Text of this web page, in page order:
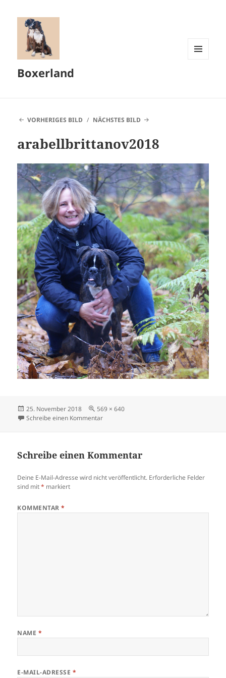
Boxerland
VORHERIGES BILD NÄCHSTES BILD
arabellbrittanov2018
Veröffentlicht
am
25. November 2018 Originalgröße
569 × 640
Schreibe einen Kommentarzu arabellbrittanov2018
Schreibe einen Kommentar
Deine E-Mail-Adresse wird nicht veröffentlicht. Erforderliche Felder
sind mit* markiert
KOMMENTAR*
NAME *
E-MAIL-ADRESSE *